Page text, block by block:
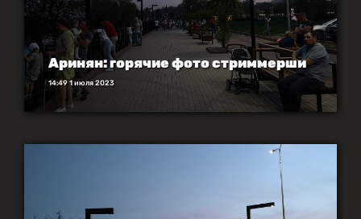
Аринян: горячие фото стриммерши
14:49 1 июля 2023